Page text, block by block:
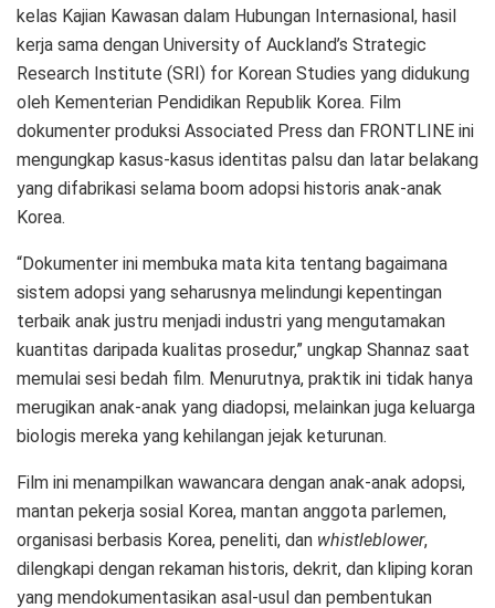
kelas Kajian Kawasan dalam Hubungan Internasional, hasil
kerja sama dengan University of Auckland’s Strategic
Research Institute (SRI) for Korean Studies yang didukung
oleh Kementerian Pendidikan Republik Korea. Film
dokumenter produksi Associated Press dan FRONTLINE ini
mengungkap kasus-kasus identitas palsu dan latar belakang
yang difabrikasi selama boom adopsi historis anak-anak
Korea.
“Dokumenter ini membuka mata kita tentang bagaimana
sistem adopsi yang seharusnya melindungi kepentingan
terbaik anak justru menjadi industri yang mengutamakan
kuantitas daripada kualitas prosedur,” ungkap Shannaz saat
memulai sesi bedah film. Menurutnya, praktik ini tidak hanya
merugikan anak-anak yang diadopsi, melainkan juga keluarga
biologis mereka yang kehilangan jejak keturunan.
Film ini menampilkan wawancara dengan anak-anak adopsi,
mantan pekerja sosial Korea, mantan anggota parlemen,
organisasi berbasis Korea, peneliti, dan whistleblower,
dilengkapi dengan rekaman historis, dekrit, dan kliping koran
yang mendokumentasikan asal-usul dan pembentukan